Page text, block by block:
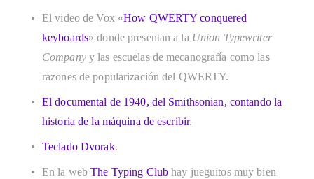
El video de Vox «How QWERTY conquered
keyboards» donde presentan a la Union Typewriter
Company y las escuelas de mecanografía como las
razones de popularización del QWERTY.
El documental de 1940, del Smithsonian, contando la
historia de la máquina de escribir.
Teclado Dvorak.
En la web The Typing Club hay jueguitos muy bien